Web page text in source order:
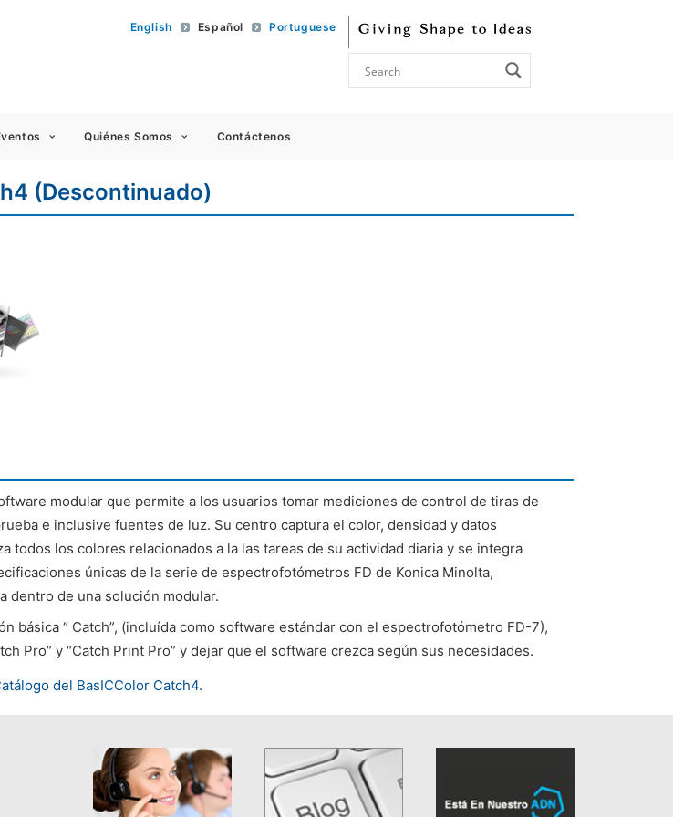
English Español Portuguese
Quiénes Somos Contáctenos
(Descontinuado)
modular que permite a los usuarios tomar mediciones de control de tiras de
e inclusive fuentes de luz. Su centro captura el color, densidad y datos
todos los colores relacionados a la las tareas de su actividad diaria y se integra
únicas de la serie de espectrofotómetros FD de Konica Minolta,
dentro de una solución modular.
básica “ Catch”, (incluída como software estándar con el espectrofotómetro FD-7),
Pro” y “Catch Print Pro” y dejar que el software crezca según sus necesidades.
del BasICColor Catch4.